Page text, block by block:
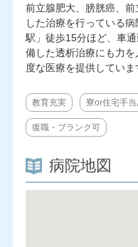
前立腺肥大、膀胱癌、
した治療を行っている
駅」徒歩15分ほど、車
備した透析治療にも力
度な医療を提供していま
教育充実 寮or住宅手当
復職・ブランク可
病院地図